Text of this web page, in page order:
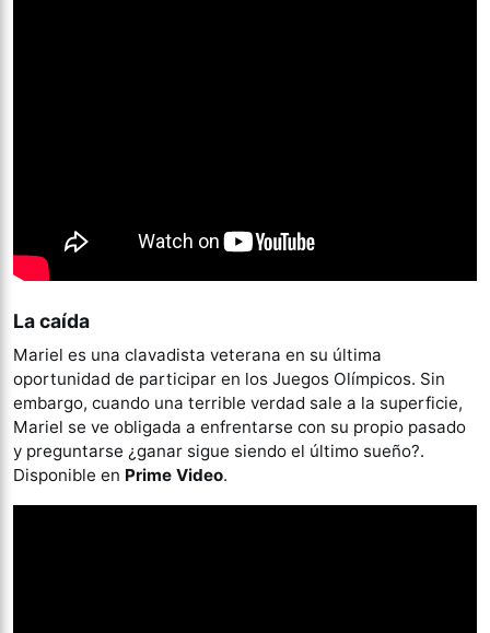
La caída
Mariel es una clavadista veterana en su última
oportunidad de participar en los Juegos Olímpicos. Sin
embargo, cuando una terrible verdad sale a la superficie,
Mariel se ve obligada a enfrentarse con su propio pasado
y preguntarse ¿ganar sigue siendo el último sueño?.
Disponible en Prime Video.